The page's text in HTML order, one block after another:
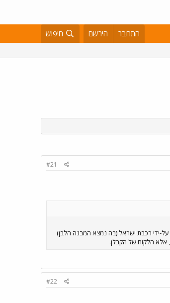
התחבר הירשם חיפוש
#21
ידי רכבת ישראל (בה נמצא המבנה הלבן)
אלא הלקוח של הקבלן.
#22